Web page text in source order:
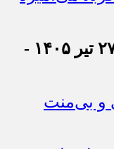
۲۷ تیر ۱۴۰۵ -
و بی‌منت